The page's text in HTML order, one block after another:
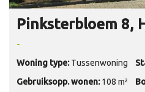
Pinksterbloem 8,
-
Woning type: Tussenwoning
Gebruiksopp. wonen: 108 m²